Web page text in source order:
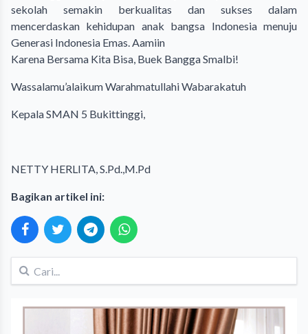
sekolah semakin berkualitas dan sukses dalam
mencerdaskan kehidupan anak bangsa Indonesia menuju
Generasi Indonesia Emas. Aamiin
Karena Bersama Kita Bisa, Buek Bangga Smalbi!
Wassalamu’alaikum Warahmatullahi Wabarakatuh
Kepala SMAN 5 Bukittinggi,
NETTY HERLITA, S.Pd.,M.Pd
Bagikan artikel ini: